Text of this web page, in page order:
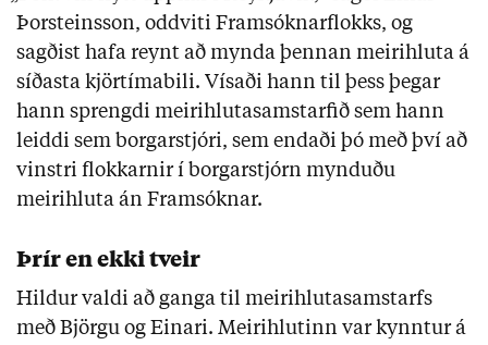
Þorsteinsson, oddviti Framsóknarflokks, og
sagðist hafa reynt að mynda þennan meirihluta á
síðasta kjörtímabili. Vísaði hann til þess þegar
hann sprengdi meirihlutasamstarfið sem hann
leiddi sem borgarstjóri, sem endaði þó með því að
vinstri flokkarnir í borgarstjórn mynduðu
meirihluta án Framsóknar.
Þrír en ekki tveir
Hildur valdi að ganga til meirihlutasamstarfs
með Björgu og Einari. Meirihlutinn var kynntur á